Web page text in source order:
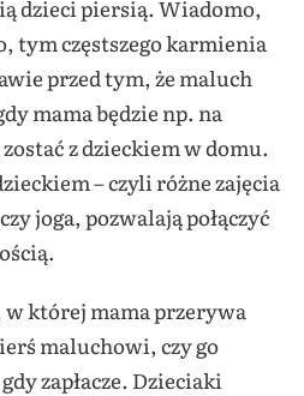
dzieci piersią. Wiadomo,
tym częstszego karmienia
przed tym, że maluch
mama będzie np. na
z dzieckiem w domu.
– czyli różne zajęcia
joga, pozwalają połączyć
której mama przerywa
maluchowi, czy go
zapłacze. Dzieciaki